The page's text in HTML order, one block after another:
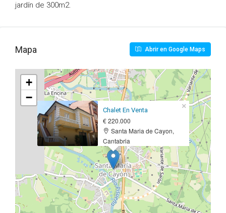
jardín de 300m2.
Mapa Abrir en Google Maps
Chalet En Venta
€ 220.000
Santa Maria de Cayon,
Cantabria
×
+
−